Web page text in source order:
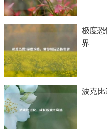
极度
界
波克